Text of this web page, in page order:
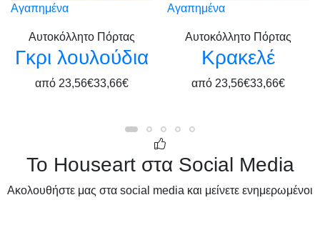
Αγαπημένα
Αυτοκόλλητο Πόρτας
Γκρι λουλούδια
από 23,56€33,66€
Αγαπημένα
Αυτοκόλλητο Πόρτας
Κρακελέ
από 23,56€33,66€
Το Houseart στα Social Media
Ακολουθήστε μας στα social media και μείνετε ενημερωμένοι